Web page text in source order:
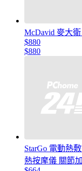
McDavid 麥大
$880
$880
StarGo 電動熱
熱按摩儀 關節